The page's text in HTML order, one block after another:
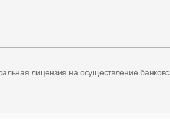
лицензия на осуществление